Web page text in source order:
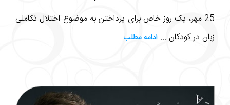
25 مهر، یک روز خاص برای پرداختن به موضوع اختلال تکاملی
زبان در کودکان ... ادامه مطلب